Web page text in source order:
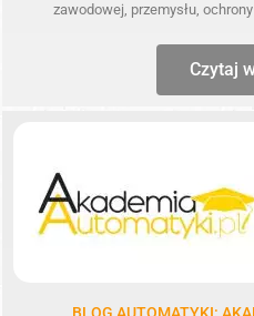
zawodowej, przemysłu,
Czytaj